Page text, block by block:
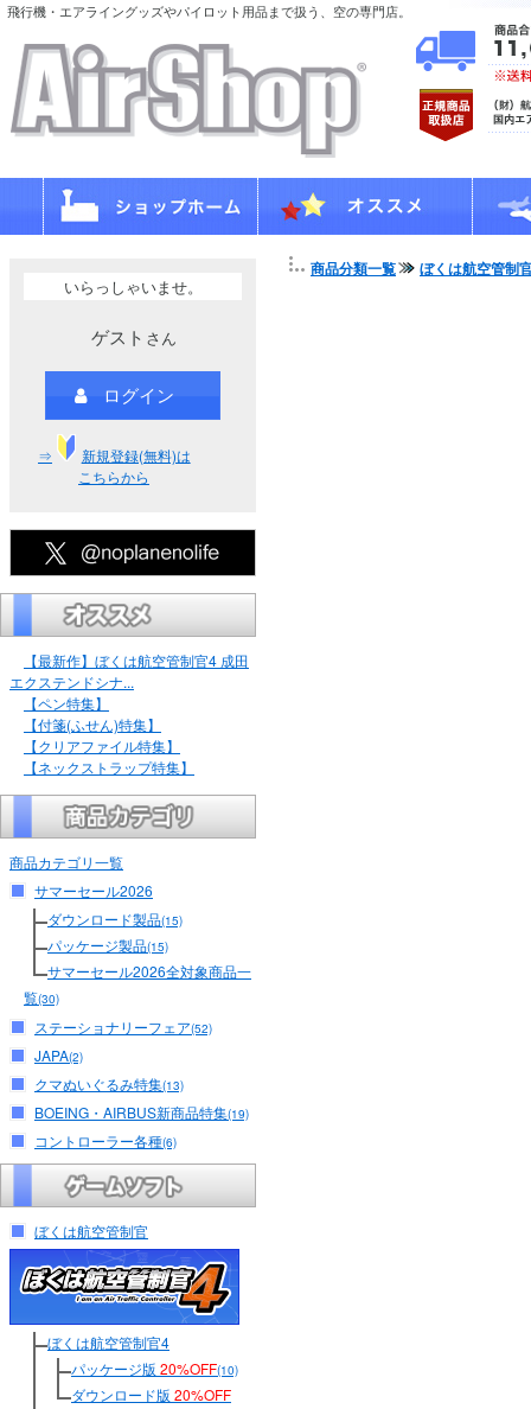
飛行機・エアライングッズやパイロット用品まで扱う、空の専門店。
いらっしゃいませ。
ゲスト さん
ログイン
⇒
新規登録(無料)は
こちらから
【最新作】ぼくは航空管制官4 成田
エクステンドシナ...
【ペン特集】
【付箋(ふせん)特集】
【クリアファイル特集】
【ネックストラップ特集】
商品カテゴリ一覧
サマーセール2026
ダウンロード製品(15)
パッケージ製品(15)
サマーセール2026全対象商品一
覧(30)
ステーショナリーフェア(52)
JAPA(2)
クマぬいぐるみ特集(13)
BOEING・AIRBUS新商品特集(19)
コントローラー各種(6)
ぼくは航空管制官
ぼくは航空管制官4
パッケージ版 20%OFF(10)
ダウンロード版 20%OFF
商品分類一覧 ぼくは航空管制